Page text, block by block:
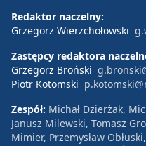
Redaktor naczelny:
Grzegorz Wierzchołowski
Zastępcy redaktora
Grzegorz Broński
Piotr Kotomski
Zespół: Michał Dzierżak,
Janusz Milewski, Tomasz
Mimier, Przemysław